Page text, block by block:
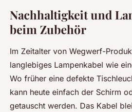
Nachhaltigkeit und
beim Zubehör
Im Zeitalter von Wegwerf-
langlebiges Lampenkabel wie
Wo früher eine defekte
kann heute einfach der Schirm
getauscht werden. Das Kabel